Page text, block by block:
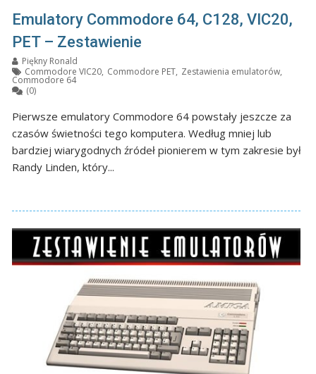
Emulatory Commodore 64, C128, VIC20,
PET – Zestawienie
Piękny Ronald
Commodore VIC20, Commodore PET, Zestawienia emulatorów,
Commodore 64
(0)
Pierwsze emulatory Commodore 64 powstały jeszcze za
czasów świetności tego komputera. Według mniej lub
bardziej wiarygodnych źródeł pionierem w tym zakresie był
Randy Linden, który...